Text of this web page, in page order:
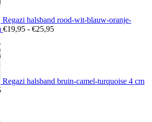
Regazi halsband rood-wit-blauw-oranje-
€19,95 - €25,95Prijsklasse:
Regazi halsband bruin-camel-turquoise 4 cm
Prijsklasse: